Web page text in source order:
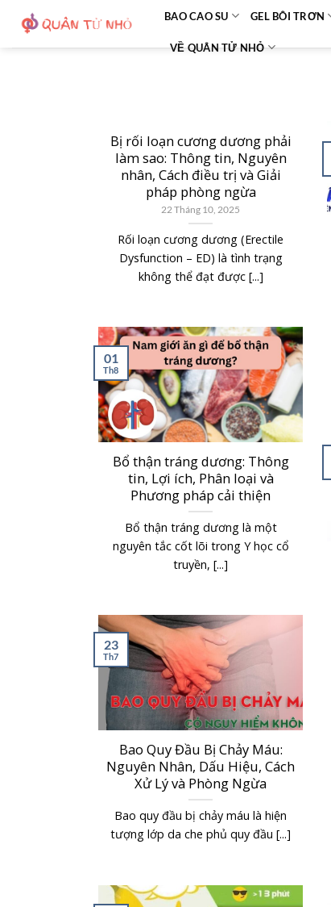
nội
BAO CAO SU GEL BÔI TRƠN
VỀ QUÂN TỬ NHỎ
Bị rối loạn cương dương phải
làm sao: Thông tin, Nguyên
nhân, Cách điều trị và Giải
pháp phòng ngừa
22 Tháng 10, 2025
Rối loạn cương dương (Erectile
Dysfunction – ED) là tình trạng
không thể đạt được [...]
Bổ thận tráng dương: Thông
tin, Lợi ích, Phân loại và
Phương pháp cải thiện
Bổ thận tráng dương là một
nguyên tắc cốt lõi trong Y học cổ
truyền, [...]
01
Th8
Bao Quy Đầu Bị Chảy Máu:
Nguyên Nhân, Dấu Hiệu, Cách
Xử Lý và Phòng Ngừa
Bao quy đầu bị chảy máu là hiện
tượng lớp da che phủ quy đầu [...]
23
Th7